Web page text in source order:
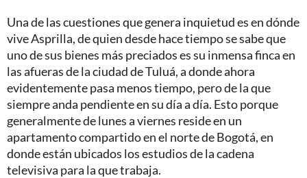
Una de las cuestiones que genera inquietud es en dónde
vive Asprilla, de quien desde hace tiempo se sabe que
uno de sus bienes más preciados es su inmensa finca en
las afueras de la ciudad de Tuluá, a donde ahora
evidentemente pasa menos tiempo, pero de la que
siempre anda pendiente en su día a día. Esto porque
generalmente de lunes a viernes reside en un
apartamento compartido en el norte de Bogotá, en
donde están ubicados los estudios de la cadena
televisiva para la que trabaja.